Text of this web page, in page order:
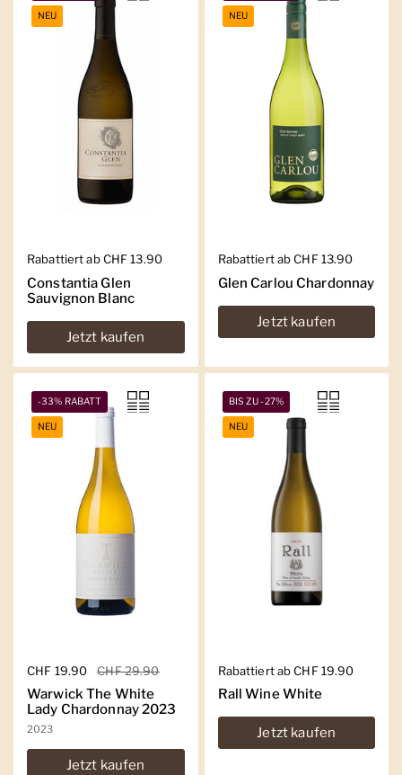
Regulärer Preis
Rabattiert ab CHF 13.90
Constantia Glen
Sauvignon Blanc
Jetzt kaufen
NEU
Regulärer Preis
Rabattiert ab CHF 13.90
Glen Carlou Chardonnay
Jetzt kaufen
NEU
Regulärer Preis
CHF 19.90 Sale-Preis
CHF 29.90
Warwick The White
Lady Chardonnay 2023
2023
Jetzt kaufen
-33% RABATT
NEU
Regulärer Preis
Rabattiert ab CHF 19.90
Rall Wine White
Jetzt kaufen
BIS ZU -27%
NEU